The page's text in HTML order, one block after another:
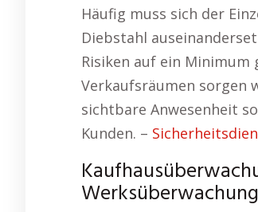
Häufig muss sich der
Diebstahl
Risiken auf ein Minimum
Verkaufsräumen sorgen
sichtbare Anwesenheit
Kunden. –